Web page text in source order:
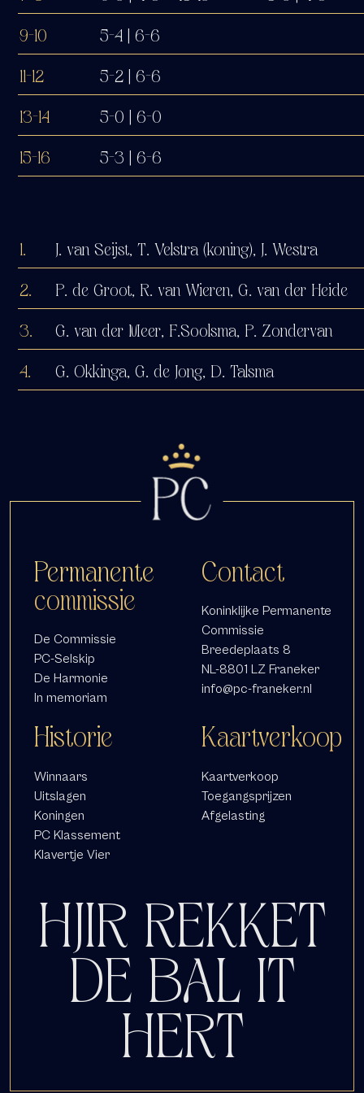
9-10 5-4 | 6-6
11-12 5-2 | 6-6
13-14 5-0 | 6-0
15-16 5-3 | 6-6
1. J. van Seijst, T. Velstra (koning), J. Westra
2. P. de Groot, R. van Wieren, G. van der Heide
3. G. van der Meer, F.Soolsma, P. Zondervan
4. G. Okkinga, G. de Jong, D. Talsma
Contact
Koninklijke Permanente
Commissie
Breedeplaats 8
NL-8801 LZ Franeker
info@pc-franeker.nl
Permanente
commissie
De Commissie
PC-Selskip
De Harmonie
In memoriam
Historie
Winnaars
Uitslagen
Koningen
PC Klassement
Klavertje Vier
Kaartverkoop
Kaartverkoop
Toegangsprijzen
Afgelasting
HJIR REKKET
DE BAL IT
HERT